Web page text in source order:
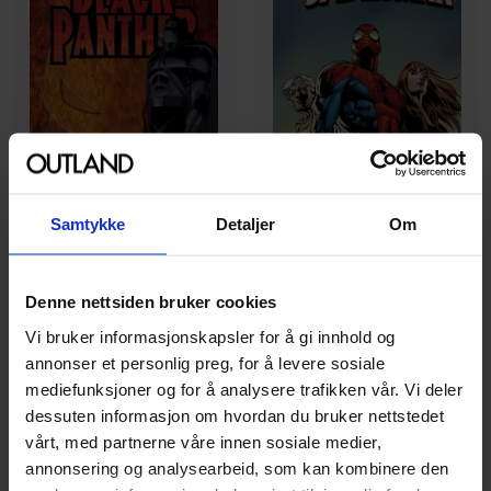
Samtykke Detaljer Om
Denne nettsiden bruker cookies
Vi bruker informasjonskapsler for å gi innhold og
annonser et personlig preg, for å levere sosiale
mediefunksjoner og for å analysere trafikken vår. Vi deler
dessuten informasjon om hvordan du bruker nettstedet
vårt, med partnerne våre innen sosiale medier,
annonsering og analysearbeid, som kan kombinere den
Black Panther: Who is the
Black Panther
John Romita,Reginald Hudlin
Black PantherVol. 1
Paperback · Engelsk
Jms - Ultimate Collection
Book 4
J Michael Straczynski
Spider-ManVol. 4
Paperback · Engelsk
00 00